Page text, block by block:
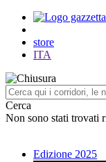
store
ITA
Cerca
Non sono stati trovati
Edizione 2025